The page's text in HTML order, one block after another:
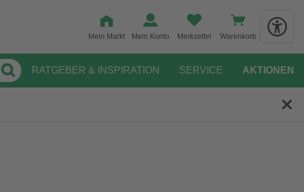
Mein Markt Mein Konto Merkzettel Warenkorb
RATGEBER & INSPIRATION SERVICE AKTIONEN